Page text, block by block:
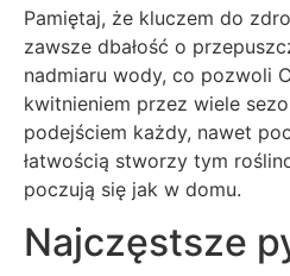
Pamiętaj, że kluczem do
zawsze dbałość o
nadmiaru wody, co pozwoli
kwitnieniem przez wiele
podejściem każdy, nawet
łatwością stworzy tym
poczują się jak w domu.
Najczęstsze